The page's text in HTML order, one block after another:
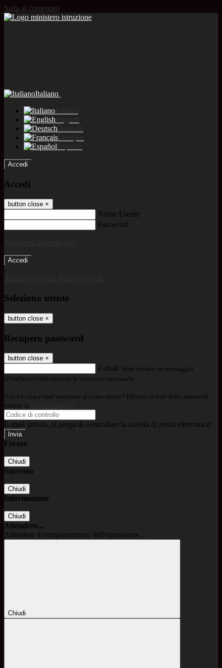
Salta al contenuto
Italiano
Accedi
Accedi
button close ×
Nome Utente
Password
-
Seleziona utente
button close ×
Recupero password
button close ×
E-mail Verrà inviato un messaggio
all'indirizzo indicato con le istruzioni necessarie.
Non hai una e-mail associata al nome utente? Effettua il reset della password
tramite la
E-mail inviata, si prega di controllare la casella di posta elettronica!
Errore
Chiudi
Successo
Chiudi
Informazione
Chiudi
Attendere...
Attendere il completamento dell'operazione...
Chiudi